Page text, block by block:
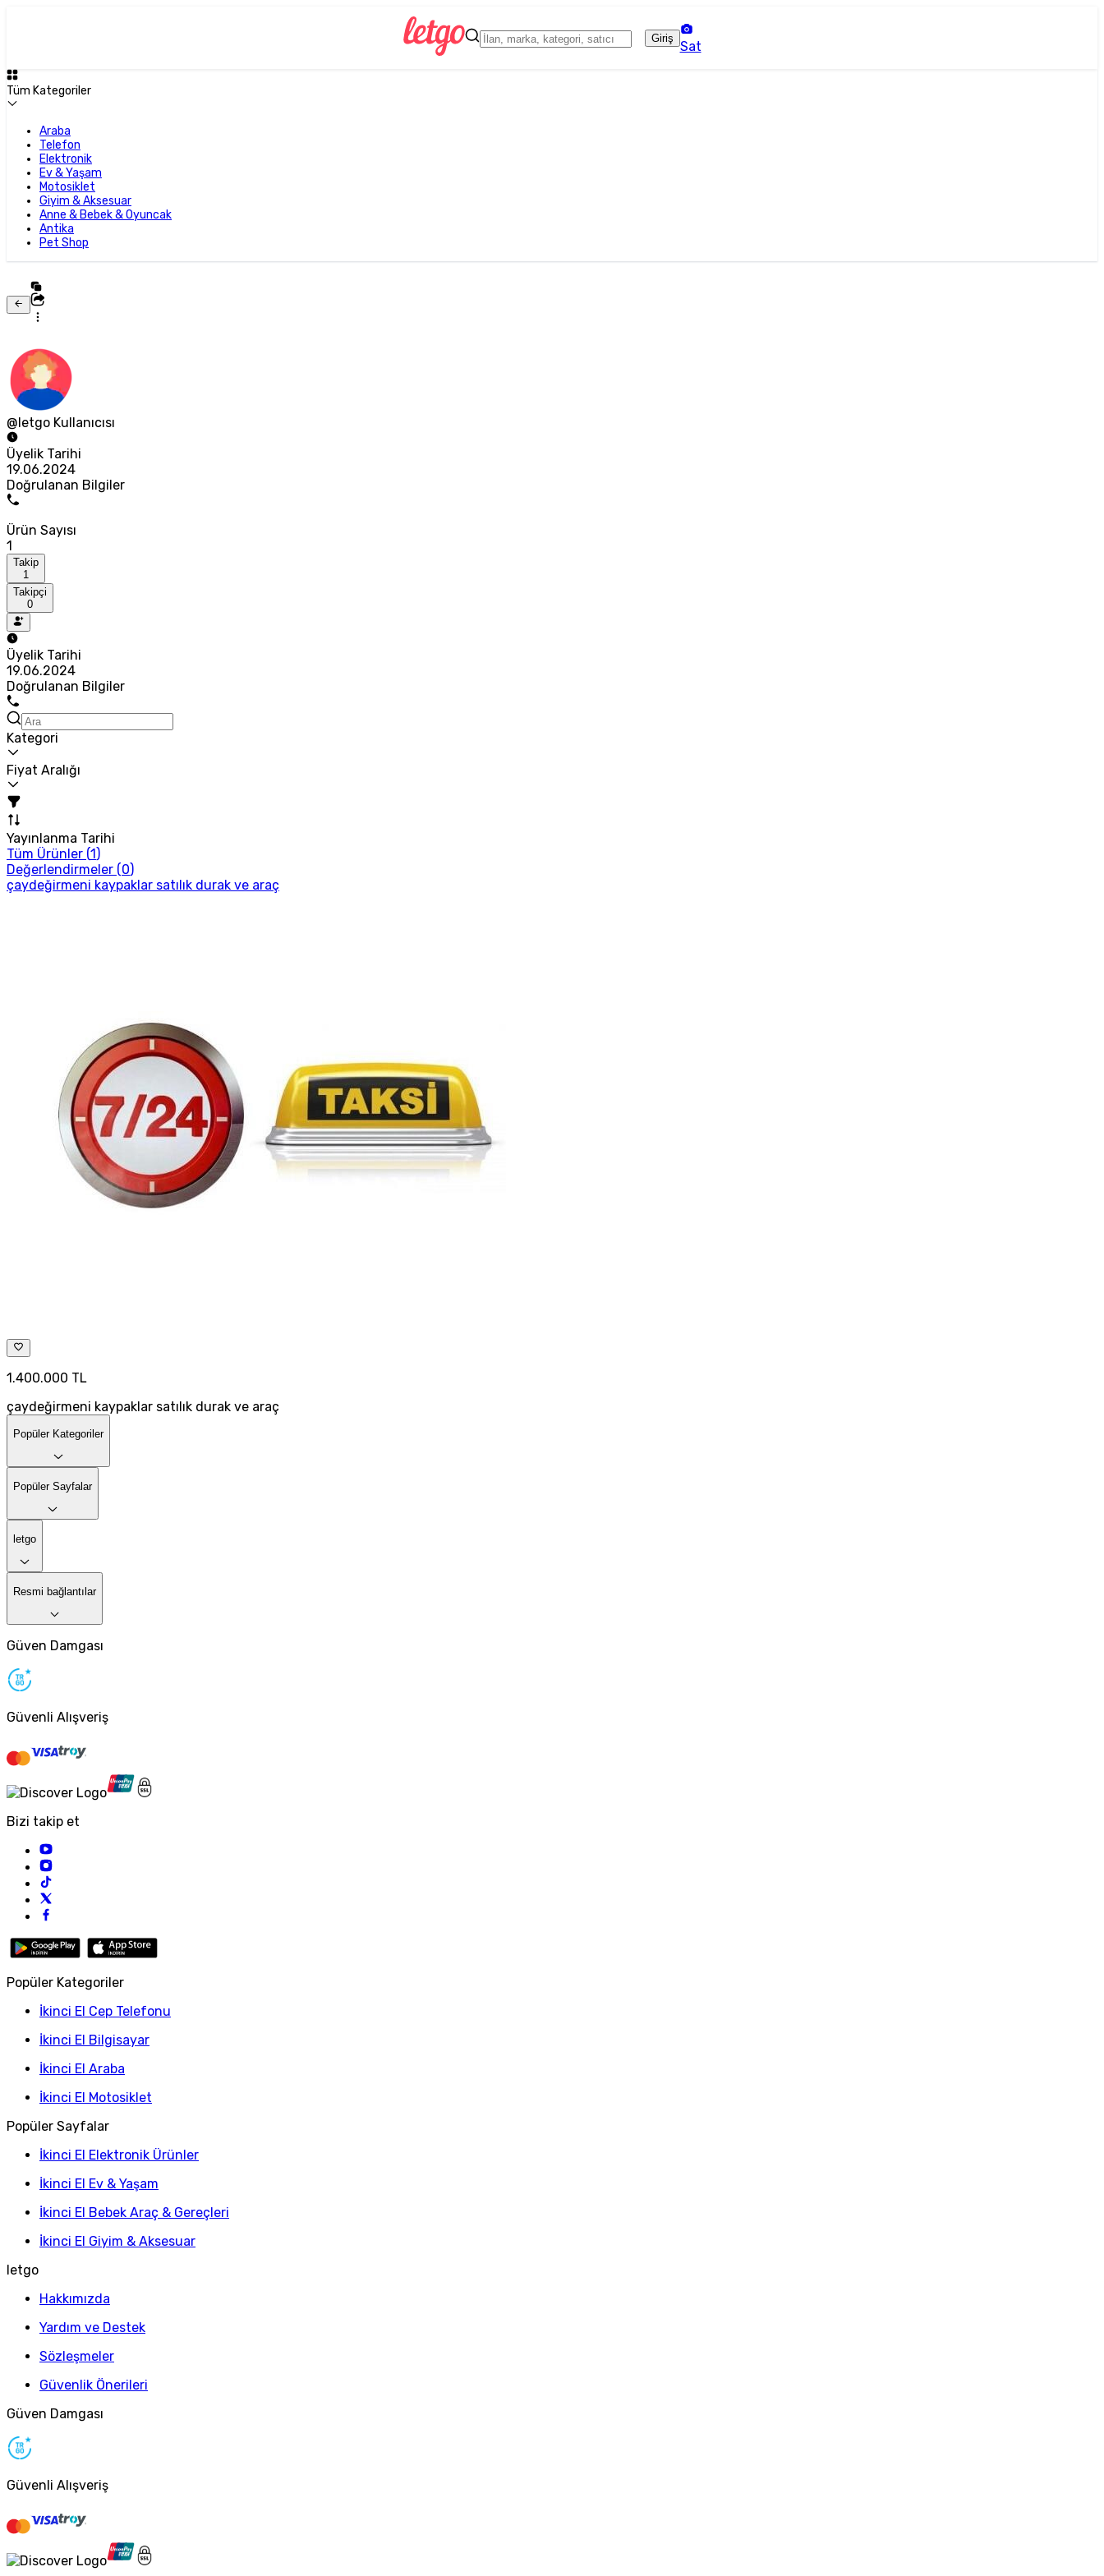
Giriş
Sat
Tüm Kategoriler
Araba
Telefon
Elektronik
Ev & Yaşam
Motosiklet
Giyim & Aksesuar
Anne & Bebek & Oyuncak
Antika
Pet Shop
@letgo Kullanıcısı
Üyelik Tarihi
19.06.2024
Doğrulanan Bilgiler
Ürün Sayısı
1
Takip
1
Takipçi
0
Üyelik Tarihi
19.06.2024
Doğrulanan Bilgiler
Kategori
Fiyat Aralığı
Yayınlanma Tarihi
Tüm Ürünler (1)
Değerlendirmeler (0)
çaydeğirmeni kaypaklar satılık durak ve araç
1.400.000 TL
çaydeğirmeni kaypaklar satılık durak ve araç
Popüler Kategoriler
Popüler Sayfalar
letgo
Resmi bağlantılar
Güven Damgası
Güvenli Alışveriş
Bizi takip et
Popüler Kategoriler
İkinci El Cep Telefonu
İkinci El Bilgisayar
İkinci El Araba
İkinci El Motosiklet
Popüler Sayfalar
İkinci El Elektronik Ürünler
İkinci El Ev & Yaşam
İkinci El Bebek Araç & Gereçleri
İkinci El Giyim & Aksesuar
letgo
Hakkımızda
Yardım ve Destek
Sözleşmeler
Güvenlik Önerileri
Güven Damgası
Güvenli Alışveriş